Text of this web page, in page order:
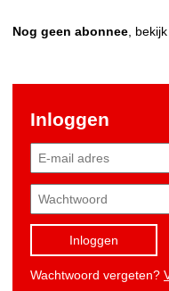
Nog geen abonnee , bekijk
Inloggen
Inloggen
Wachtwoord vergeten?